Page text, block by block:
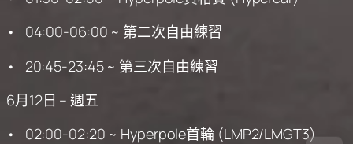
• 04:00-06:00 ~ 第二次自由練習
• 20:45-23:45 ~ 第三次自由練習
6月12日 – 週五
• 02:00-02:20 ~ Hyperpole首輪 (LMP2/LMGT3)